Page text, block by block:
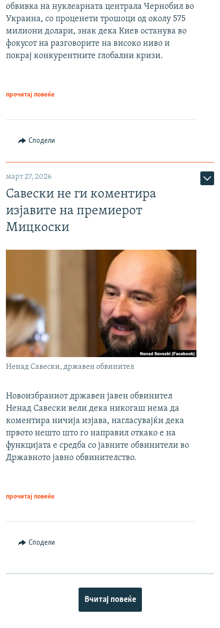
обвивка на нуклеарната централа Чернобил во
Украина, со проценети трошоци од околу 575
милиони долари, знак дека Киев останува во
фокусот на разговорите на високо ниво и
покрај конкурентните глобални кризи.
прочитај повеќе
Сподели
март 27, 2026
Савески не ги коментира
изјавите на премиерот
Мицкоски
Ненад Савески, државен обвинител
Новоизбраниот државен јавен обвинител
Ненад Савески вели дека никогаш нема да
коментира ничија изјава, нагласувајќи дека
првото нешто што го направил откако е на
функцијата е средба со јавните обвинители во
Државното јавно обвинителство.
прочитај повеќе
Сподели
Вчитај повеќе